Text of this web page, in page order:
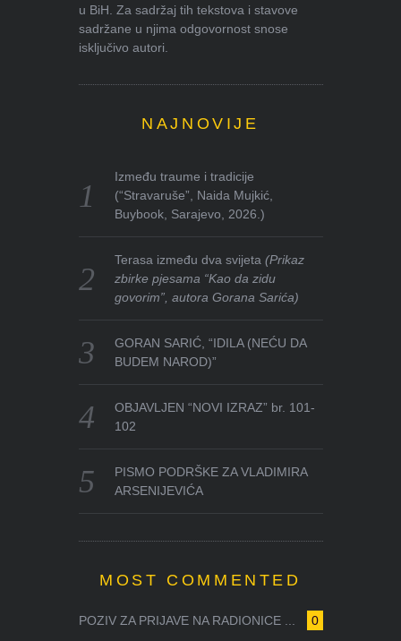
u BiH. Za sadržaj tih tekstova i stavove
sadržane u njima odgovornost snose
isključivo autori.
NAJNOVIJE
Između traume i tradicije
(“Stravaruše”, Naida Mujkić,
Buybook, Sarajevo, 2026.)
Terasa između dva svijeta(Prikaz
zbirke pjesama “Kao da zidu
govorim”, autora Gorana Sarića)
GORAN SARIĆ, “IDILA (NEĆU DA
BUDEM NAROD)”
OBJAVLJEN “NOVI IZRAZ” br. 101-
102
PISMO PODRŠKE ZA VLADIMIRA
ARSENIJEVIĆA
MOST COMMENTED
0
POZIV ZA PRIJAVE NA RADIONICE ...